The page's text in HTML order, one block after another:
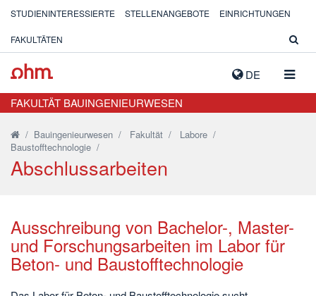
DE
STUDIENINTERESSIERTE STELLENANGEBOTE EINRICHTUNGEN
FAKULTÄTEN
FAKULTÄT BAUINGENIEURWESEN
/ Bauingenieurwesen / Fakultät / Labore /
Baustofftechnologie /
Abschlussarbeiten
Ausschreibung von Bachelor-, Master-
und Forschungsarbeiten im Labor für
Beton- und Baustofftechnologie